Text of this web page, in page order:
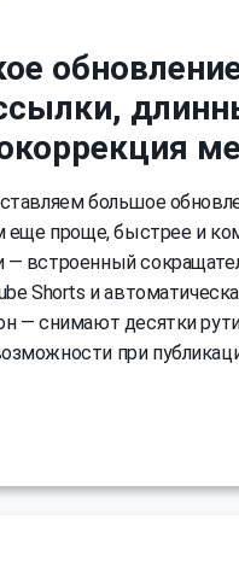
большое
еще проще, быстрее и
встроенный
Shorts и
— снимают десятки
при